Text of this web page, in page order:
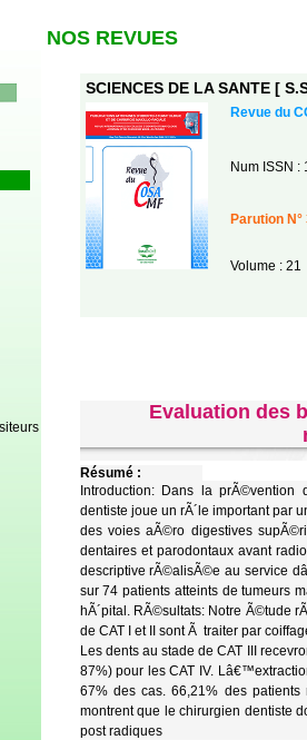
NOS REVUES
SCIENCES DE LA SANTE [
Revue du
Num ISSN :
Parution N°
Volume : 21
Evaluation des
Résumé :
Introduction: Dans la prÃ©vention
dentiste joue un rÃ´le important par
des voies aÃ©ro digestives
dentaires et parodontaux avant
descriptive rÃ©alisÃ©e au service
sur 74 patients atteints de tumeurs
hÃ´pital. RÃ©sultats: Notre Ã©tude
de CAT I et II sont Ã traiter par
Les dents au stade de CAT III
87%) pour les CAT IV.
67% des cas. 66,21% des
montrent que le chirurgien dentiste
post radiques